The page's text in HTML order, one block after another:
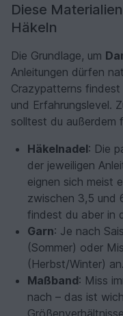
Diese
Häkeln
Die Grundlage, um
Anleitungen dürfen
Crazypatterns findest
und Erfahrungslevel.
solltest du außerdem
Häkelnadel: Die
der jeweiligen
eignen sich meist
zwischen 3,5 und
findest du aber in
Garn: Je nach
(Sommer) oder
(Herbst/Winter) an.
Maßband: Miss
nach – das ist